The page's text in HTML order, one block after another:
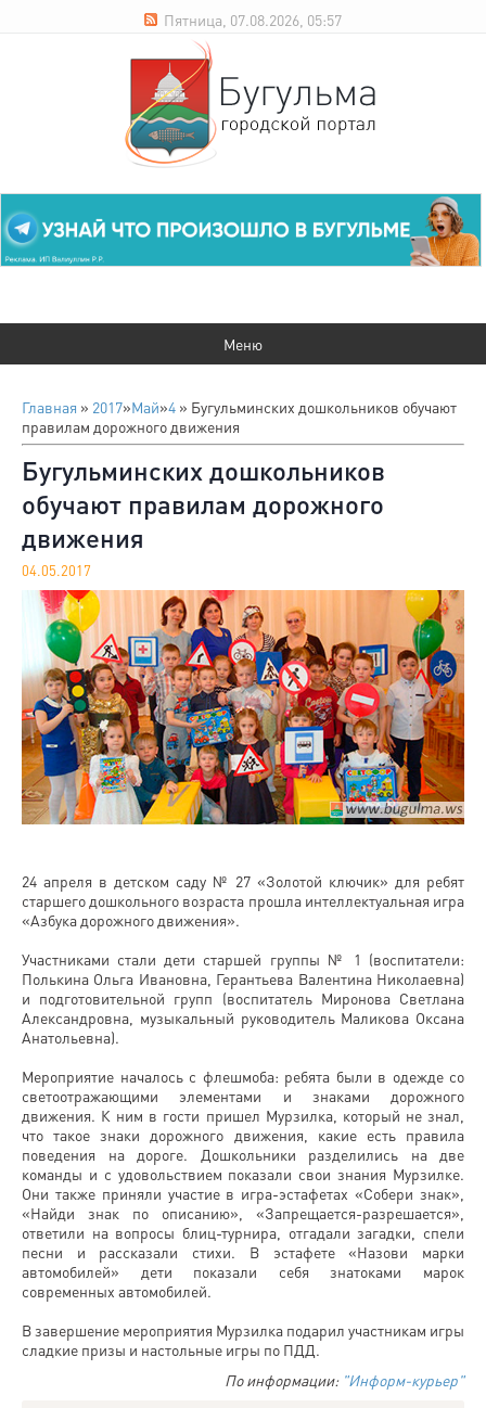
Пятница, 07.08.2026, 05:57
Главная » 2017»Май»4 » Бугульминских дошкольников обучают
правилам дорожного движения
Бугульминских дошкольников
обучают правилам дорожного
движения
04.05.2017
24 апреля в детском саду № 27 «Золотой ключик» для ребят
старшего дошкольного возраста прошла интеллектуальная игра
«Азбука дорожного движения».
Участниками стали дети старшей группы № 1 (воспитатели:
Полькина Ольга Ивановна, Герантьева Валентина Николаевна)
и подготовительной групп (воспитатель Миронова Светлана
Александровна, музыкальный руководитель Маликова Оксана
Анатольевна).
Мероприятие началось с флешмоба: ребята были в одежде со
светоотражающими элементами и знаками дорожного
движения. К ним в гости пришел Мурзилка, который не знал,
что такое знаки дорожного движения, какие есть правила
поведения на дороге. Дошкольники разделились на две
команды и с удовольствием показали свои знания Мурзилке.
Они также приняли участие в игра-эстафетах «Собери знак»,
«Найди знак по описанию», «Запрещается-разрешается»,
ответили на вопросы блиц-турнира, отгадали загадки, спели
песни и рассказали стихи. В эстафете «Назови марки
автомобилей» дети показали себя знатоками марок
современных автомобилей.
В завершение мероприятия Мурзилка подарил участникам игры
сладкие призы и настольные игры по ПДД.
По информации: "Информ-курьер"